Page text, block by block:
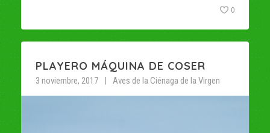
0
PLAYERO MÁQUINA DE COSER
3 noviembre, 2017 Aves de la Ciénaga de la Virgen